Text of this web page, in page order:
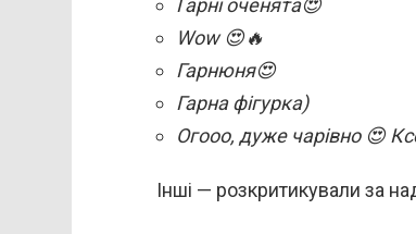
Wow 😍🔥
Гарнюня😍
Гарна фігурка)
Огооо, дуже чарівно 😍
Інші — розкритикували за